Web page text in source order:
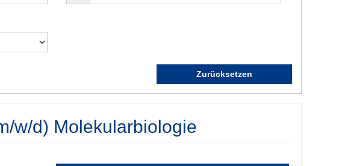
Zurücksetzen
w/d) Molekularbiologie